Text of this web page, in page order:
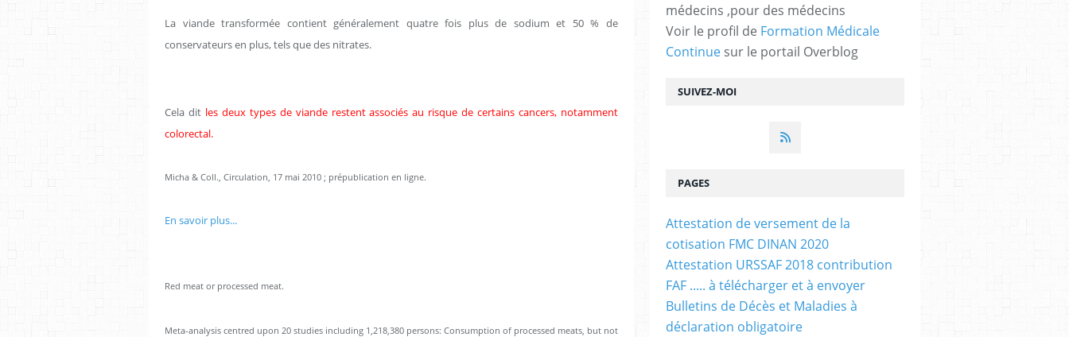
La viande transformée contient généralement quatre fois plus de sodium et 50 % de
conservateurs en plus, tels que des nitrates.
Cela dit les deux types de viande restent associés au risque de certains cancers, notamment
colorectal.
Micha & Coll., Circulation, 17 mai 2010 ; prépublication en ligne.
En savoir plus...
Red meat or processed meat.
Meta-analysis centred upon 20 studies including 1,218,380 persons: Consumption of processed meats, but not
SUIVEZ-MOI
médecins ,pour des médecins
Voir le profil de Formation Médicale
Continue sur le portail Overblog
PAGES
Attestation de versement de la
cotisation FMC DINAN 2020
Attestation URSSAF 2018 contribution
FAF ..... à télécharger et à envoyer
Bulletins de Décès et Maladies à
déclaration obligatoire